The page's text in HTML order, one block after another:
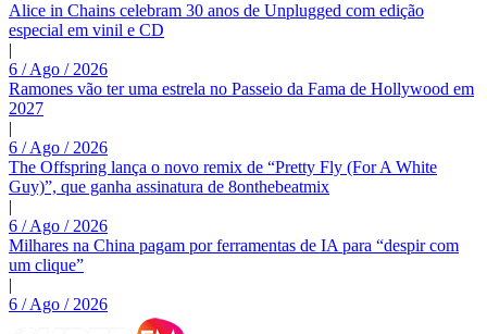
Alice in Chains celebram 30 anos de Unplugged com edição
especial em vinil e CD
|
6 / Ago / 2026
Ramones vão ter uma estrela no Passeio da Fama de Hollywood em
2027
|
6 / Ago / 2026
The Offspring lança o novo remix de “Pretty Fly (For A White
Guy)”, que ganha assinatura de 8onthebeatmix
|
6 / Ago / 2026
Milhares na China pagam por ferramentas de IA para “despir com
um clique”
|
6 / Ago / 2026